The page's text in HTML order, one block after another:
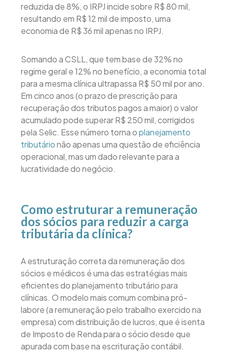
reduzida de 8%, o IRPJ incide sobre R$ 80 mil,
resultando em R$ 12 mil de imposto, uma
economia de R$ 36 mil apenas no IRPJ.
Somando a CSLL, que tem base de 32% no
regime geral e 12% no benefício, a economia total
para a mesma clínica ultrapassa R$ 50 mil por ano.
Em cinco anos (o prazo de prescrição para
recuperação dos tributos pagos a maior) o valor
acumulado pode superar R$ 250 mil, corrigidos
pela Selic. Esse número torna oplanejamento
tributárionão apenas uma questão de eficiência
operacional, mas um dado relevante para a
lucratividade do negócio.
Como estruturar a remuneração
dos sócios para reduzir a carga
tributária da clínica?
A estruturação correta da remuneração dos
sócios e médicos é uma das estratégias mais
eficientes do planejamento tributário para
clínicas. O modelo mais comum combina pró-
labore (a remuneração pelo trabalho exercido na
empresa) com distribuição de lucros, que é isenta
de Imposto de Renda para o sócio desde que
apurada com base na escrituração contábil.